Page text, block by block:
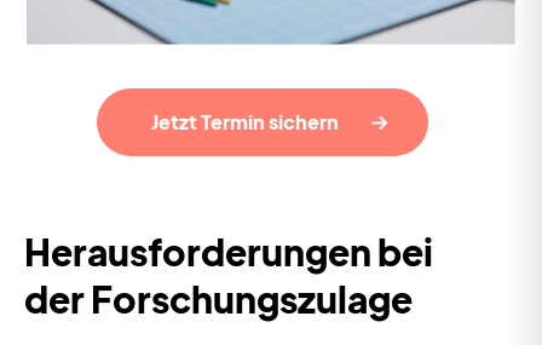
Jetzt Termin sichern
Herausforderungen bei
der Forschungszulage